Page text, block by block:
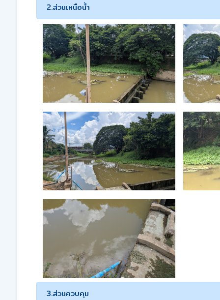
2.ส่วนเหนือน้ำ
3.ส่วนควบคุม